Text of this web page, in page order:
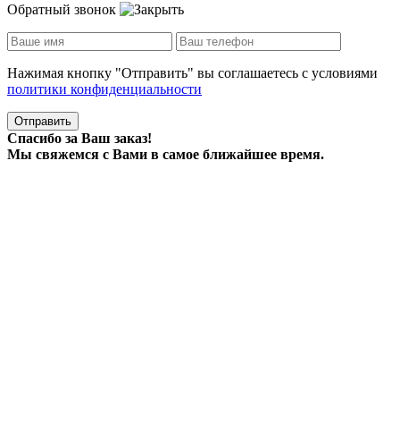
Обратный звонок
Нажимая кнопку "Отправить" вы соглашаетесь с условиями
политики конфиденциальности
Отправить
Спасибо за Ваш заказ!
Мы свяжемся с Вами в самое ближайшее время.